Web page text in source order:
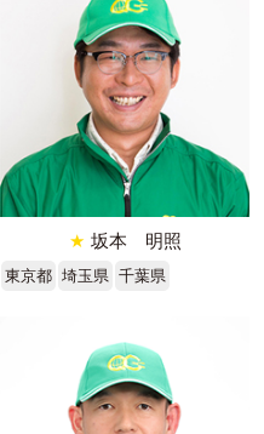
★ 坂本 明照
東京都 埼玉県 千葉県